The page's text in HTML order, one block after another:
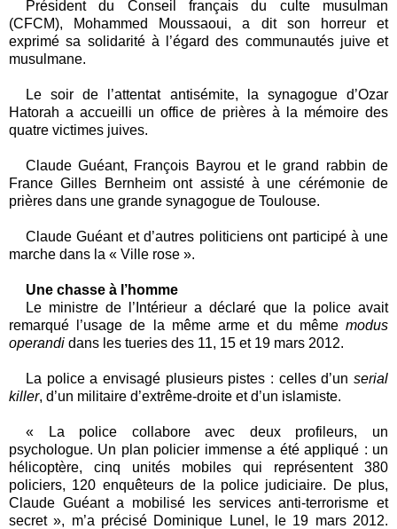
Président du Conseil français du culte musulman
(CFCM),
Mohammed Moussaoui, a dit son horreur et
exprimé sa solidarité à l’égard des communautés juive et
musulmane.
Le soir de l’attentat antisémite, la synagogue d’Ozar
Hatorah a accueilli un office de prières à la mémoire des
quatre victimes juives.
Claude Guéant, François Bayrou et le grand rabbin de
France Gilles Bernheim ont assisté à une cérémonie de
prières dans une grande synagogue de Toulouse.
Claude Guéant et d’autres politiciens ont participé à une
marche dans la « Ville rose ».
Une chasse à l’homme
Le ministre de l’Intérieur a déclaré que la police avait
remarqué l’usage de la même arme et du même modus
operandi dans les tueries des 11, 15 et 19 mars 2012.
La police a envisagé plusieurs pistes : celles d’un serial
killer, d’un militaire d’extrême-droite et d’un islamiste.
« La police collabore avec deux profileurs, un
psychologue. Un plan policier immense a été appliqué : un
hélicoptère, cinq unités mobiles qui représentent 380
policiers, 120 enquêteurs de la police judiciaire. De plus,
Claude Guéant a mobilisé les services anti-terrorisme et
secret », m’a précisé Dominique Lunel, le 19 mars 2012.